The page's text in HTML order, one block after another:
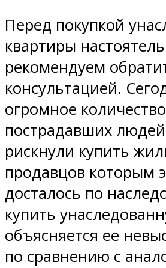
Перед покупкой
квартиры
рекомендуем
консультацией.
огромное количество
пострадавших
рискнули купить
продавцов которым
досталось по
купить
объясняется ее
по сравнению с